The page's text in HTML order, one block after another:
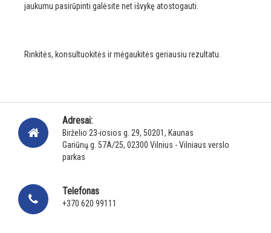
jaukumu pasirūpinti galėsite net išvykę atostogauti.
Rinkitės, konsultuokitės ir mėgaukitės geriausiu rezultatu.
Adresai:
Birželio 23-iosios g. 29, 50201, Kaunas
Gariūnų g. 57A/25, 02300 Vilnius - Vilniaus verslo
parkas
Telefonas
+370 620 99111